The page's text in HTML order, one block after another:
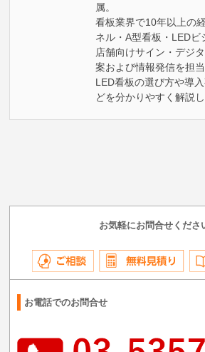
属。
看板業界で10年以上の
ネル・A型看板・LEDビ
店舗向けサイン・デジ
案および情報発信を担当
LED看板の選び方や導
どを分かりやすく解説し
お気軽にお問合せくださ
お電話でのお問合せ